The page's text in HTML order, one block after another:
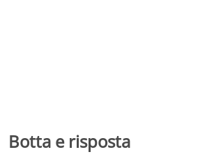
Botta e risposta